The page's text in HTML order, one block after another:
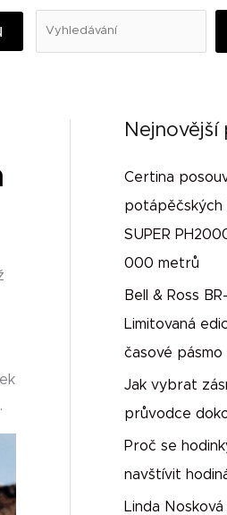
Certina
potápěčských
SUPER
000 metrů
Bell & Ross
Limitovaná
časové pásmo
Jak vybrat
průvodce
Proč se
navštívit
Linda